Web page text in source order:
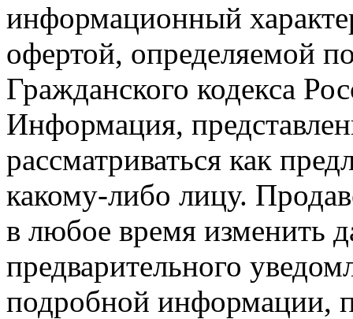
информационный
офертой, определяемой
Гражданского кодекса
Информация,
рассматриваться как
какому-либо лицу.
в любое время изменить
предварительного
подробной информации,